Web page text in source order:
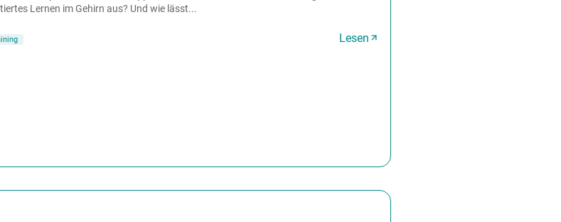
Lernen im Gehirn aus? Und wie lässt...
Lesen